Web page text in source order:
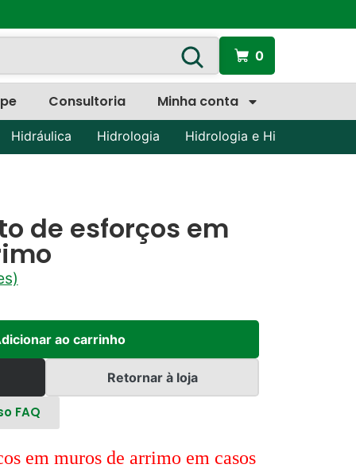
0
Consultoria Minha conta
Hidráulica Hidrologia Hidrologia e Hidráulica
de esforços em
ao carrinho
Retornar à loja
FAQ
em muros de arrimo em casos